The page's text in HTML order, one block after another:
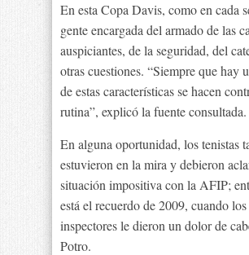
En esta Copa Davis, como en cada
gente encargada del armado de las
auspiciantes, de la seguridad, del
otras cuestiones. “Siempre que hay
de estas características se hacen
rutina”, explicó la fuente consultada.
En alguna oportunidad, los tenistas
estuvieron en la mira y debieron
situación impositiva con la AFIP;
está el recuerdo de 2009, cuando los
inspectores le dieron un dolor de
Potro.